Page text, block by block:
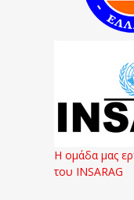
Η ομάδα μας
του INSARAG